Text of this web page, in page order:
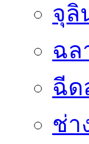
จุลิ
ฉล
ฉีด
ช่า